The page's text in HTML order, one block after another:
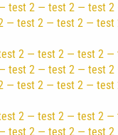
2 — test 2 — test
test 2 — test 2 —
2 — test 2 — test
2 — test 2 — test
test 2 — test 2 —
2 — test 2 — test
2 — test 2 — test